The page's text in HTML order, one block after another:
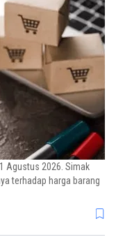
Agustus 2026. Simak
terhadap harga barang